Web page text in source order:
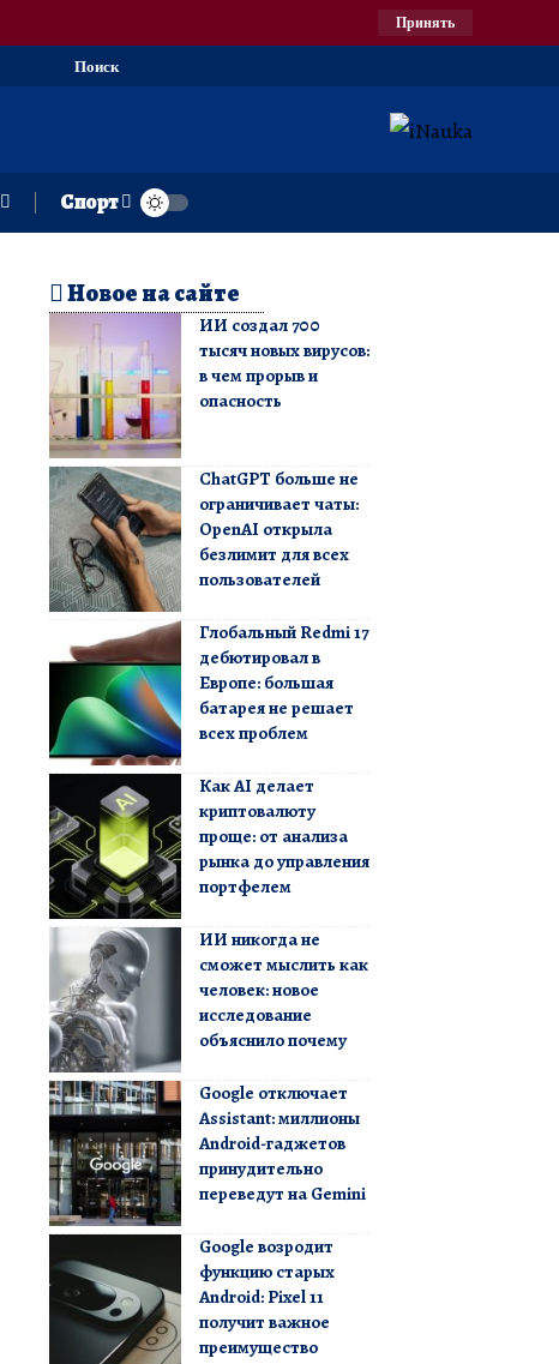
Принять
Поиск
Спорт
Новое на сайте
ИИ создал 700
тысяч новых вирусов:
в чем прорыв и
опасность
ChatGPT больше не
ограничивает чаты:
OpenAI открыла
безлимит для всех
пользователей
Глобальный Redmi 17
дебютировал в
Европе: большая
батарея не решает
всех проблем
Как AI делает
криптовалюту
проще: от анализа
рынка до управления
портфелем
ИИ никогда не
сможет мыслить как
человек: новое
исследование
объяснило почему
Google отключает
Assistant: миллионы
Android-гаджетов
принудительно
переведут на Gemini
Google возродит
функцию старых
Android: Pixel 11
получит важное
преимущество